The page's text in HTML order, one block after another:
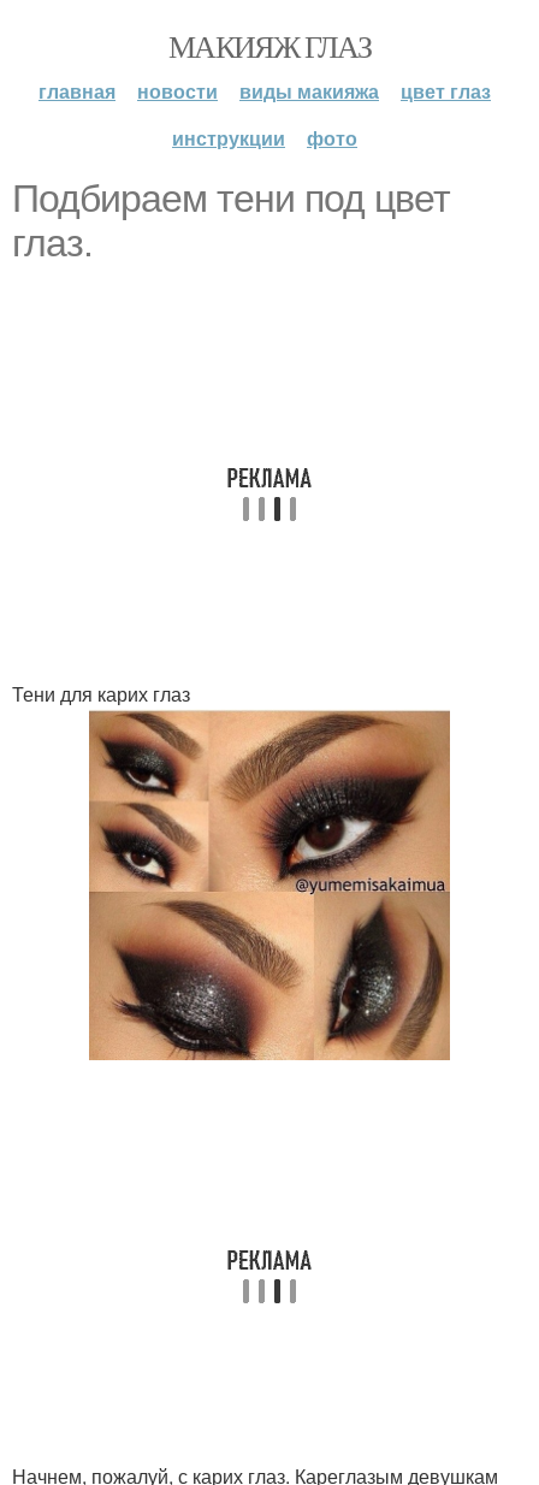
МАКИЯЖ ГЛАЗ
главная новости виды макияжа
цвет глаз
инструкции
фото
Подбираем тени под цвет
глаз.
Тени для карих глаз
Начнем, пожалуй, с карих глаз. Кареглазым девушкам